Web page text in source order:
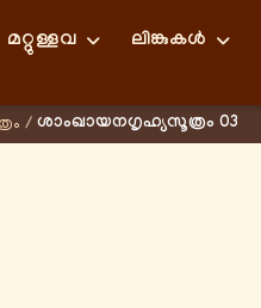
മറ്റുള്ളവ ലിങ്കുകള്‍
/ ശാംഖായനഗൃഹ്യസൂത്രം 03